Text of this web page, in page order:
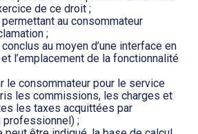
de ce droit ;
au consommateur
;
au moyen d’une interface en
l’emplacement de la fonctionnalité
le consommateur pour le service
les commissions, les charges et
les taxes acquittées par
professionnel) ;